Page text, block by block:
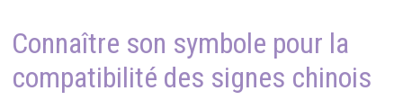
Connaître son symbole pour la
compatibilité des signes chinois